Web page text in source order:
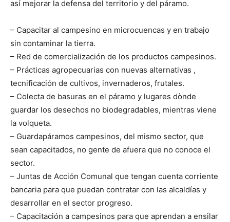
así mejorar la defensa del territorio y del páramo.
– Capacitar al campesino en microcuencas y en trabajo
sin contaminar la tierra.
– Red de comercialización de los productos campesinos.
– Prácticas agropecuarias con nuevas alternativas ,
tecnificación de cultivos, invernaderos, frutales.
– Colecta de basuras en el páramo y lugares dònde
guardar los desechos no biodegradables, mientras viene
la volqueta.
– Guardapáramos campesinos, del mismo sector, que
sean capacitados, no gente de afuera que no conoce el
sector.
– Juntas de Acción Comunal que tengan cuenta corriente
bancaria para que puedan contratar con las alcaldías y
desarrollar en el sector progreso.
– Capacitación a campesinos para que aprendan a ensilar